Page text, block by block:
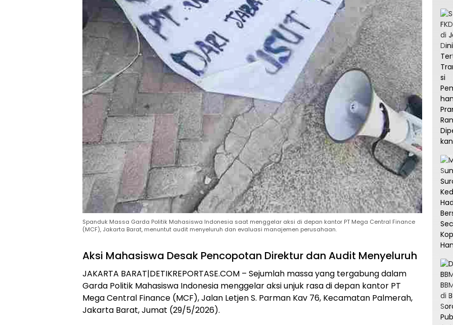
Spanduk Massa Garda Politik Mahasiswa Indonesia saat menggelar aksi di depan kantor PT Mega Central Finance
(MCF), Jakarta Barat, menuntut audit menyeluruh dan evaluasi manajemen perusahaan.
Aksi Mahasiswa Desak Pencopotan Direktur dan Audit Menyeluruh
JAKARTA BARAT|DETIKREPORTASE.COM – Sejumlah massa yang tergabung dalam
Garda Politik Mahasiswa Indonesia menggelar aksi unjuk rasa di depan kantor PT
Mega Central Finance (MCF), Jalan Letjen S. Parman Kav 76, Kecamatan Palmerah,
Jakarta Barat, Jumat (29/5/2026).